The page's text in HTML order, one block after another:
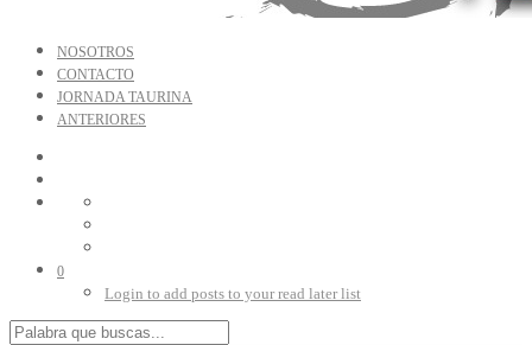
NOSOTROS
CONTACTO
JORNADA TAURINA
ANTERIORES
0
Login to add posts to your read later list